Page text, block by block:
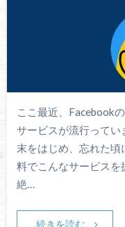
ここ最近、Facebook
サービスが流行ってい
末をはじめ、忘れた
料でこんなサービスを
絶…
続きを読む